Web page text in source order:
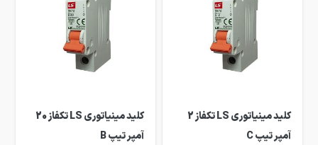
کلید مینیاتوری LS تکفاز 2
آمپر تیپ C
کلید مینیاتوری LS تکفاز 20
آمپر تیپ B